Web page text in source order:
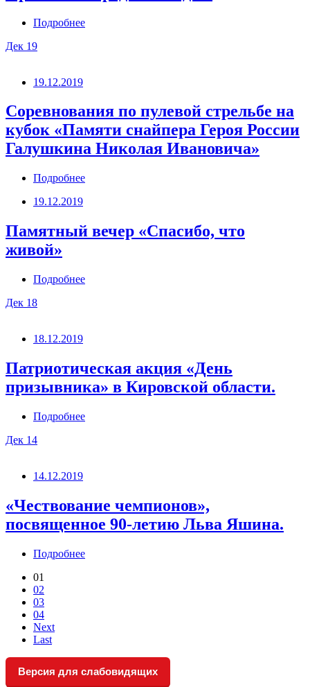
Подробнее
Дек 19
19.12.2019
Соревнования по пулевой стрельбе на
кубок «Памяти снайпера Героя России
Галушкина Николая Ивановича»
Подробнее
19.12.2019
Памятный вечер «Спасибо, что
живой»
Подробнее
Дек 18
18.12.2019
Патриотическая акция «День
призывника» в Кировской области.
Подробнее
Дек 14
14.12.2019
«Чествование чемпионов»,
посвященное 90-летию Льва Яшина.
Подробнее
01
02
03
04
Next
Last
Версия для слабовидящих